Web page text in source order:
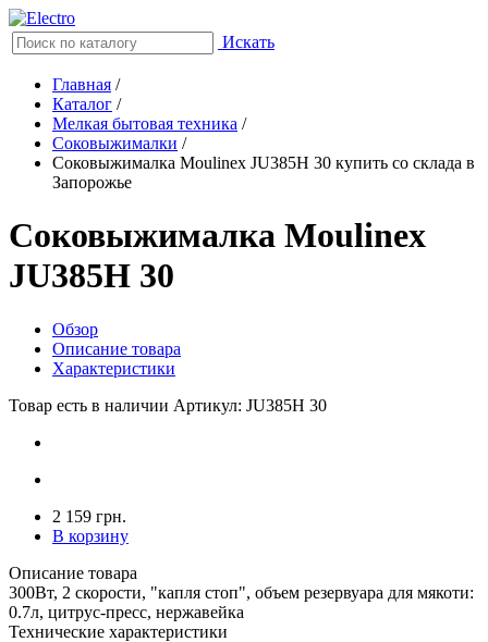
Искать
Главная /
Каталог /
Мелкая бытовая техника /
Соковыжималки /
Соковыжималка Moulinex JU385H 30 купить со склада в
Запорожье
Соковыжималка Moulinex
JU385H 30
Обзор
Описание товара
Характеристики
Товар есть в наличии Артикул: JU385H 30
2 159 грн.
В корзину
Описание товара
300Вт, 2 скорости, "капля стоп", объем резервуара для мякоти:
0.7л, цитрус-пресс, нержавейка
Технические характеристики